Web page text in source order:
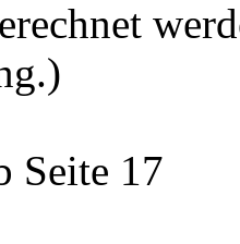
Seite 17